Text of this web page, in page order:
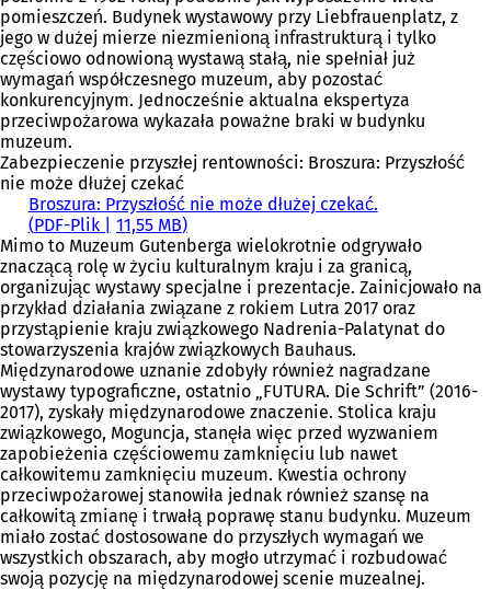
pomieszczeń. Budynek wystawowy przy Liebfrauenplatz, z
jego w dużej mierze niezmienioną infrastrukturą i tylko
częściowo odnowioną wystawą stałą, nie spełniał już
wymagań współczesnego muzeum, aby pozostać
konkurencyjnym. Jednocześnie aktualna ekspertyza
przeciwpożarowa wykazała poważne braki w budynku
muzeum.
Zabezpieczenie przyszłej rentowności: Broszura: Przyszłość
nie może dłużej czekać
Broszura: Przyszłość nie może dłużej czekać.
PDF-Plik
11,55 MB
Mimo to Muzeum Gutenberga wielokrotnie odgrywało
znaczącą rolę w życiu kulturalnym kraju i za granicą,
organizując wystawy specjalne i prezentacje. Zainicjowało na
przykład działania związane z rokiem Lutra 2017 oraz
przystąpienie kraju związkowego Nadrenia-Palatynat do
stowarzyszenia krajów związkowych Bauhaus.
Międzynarodowe uznanie zdobyły również nagradzane
wystawy typograficzne, ostatnio „FUTURA. Die Schrift” (2016-
2017), zyskały międzynarodowe znaczenie. Stolica kraju
związkowego, Moguncja, stanęła więc przed wyzwaniem
zapobieżenia częściowemu zamknięciu lub nawet
całkowitemu zamknięciu muzeum. Kwestia ochrony
przeciwpożarowej stanowiła jednak również szansę na
całkowitą zmianę i trwałą poprawę stanu budynku. Muzeum
miało zostać dostosowane do przyszłych wymagań we
wszystkich obszarach, aby mogło utrzymać i rozbudować
swoją pozycję na międzynarodowej scenie muzealnej.